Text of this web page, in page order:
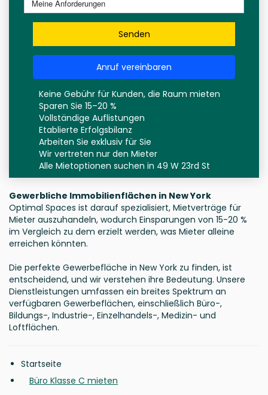
Senden
Anruf vereinbaren
Keine Gebühr für Kunden, die Raum mieten
Sparen Sie 15–20 %
Vollständige Auflistungen
Etablierte Erfolgsbilanz
Arbeiten Sie exklusiv für Sie
Wir vertreten nur den Mieter
Alle Mietoptionen suchen in 49 W 23rd St
Gewerbliche Immobilienflächen in New York
Optimal Spaces ist darauf spezialisiert, Mietverträge für
Mieter auszuhandeln, wodurch Einsparungen von 15-20 %
im Vergleich zu dem erzielt werden, was Mieter alleine
erreichen könnten.
Die perfekte Gewerbefläche in New York zu finden, ist
entscheidend, und wir verstehen ihre Bedeutung. Unsere
Dienstleistungen umfassen ein breites Spektrum an
verfügbaren Gewerbeflächen, einschließlich Büro-,
Bildungs-, Industrie-, Einzelhandels-, Medizin- und
Loftflächen.
Startseite
Büro Klasse C mieten